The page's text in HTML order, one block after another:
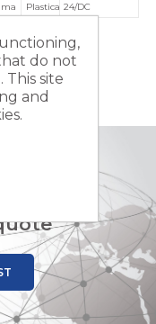
Plastica Ingegnerizzata
24/DC
PRODUCT?
us your
do not
site
and